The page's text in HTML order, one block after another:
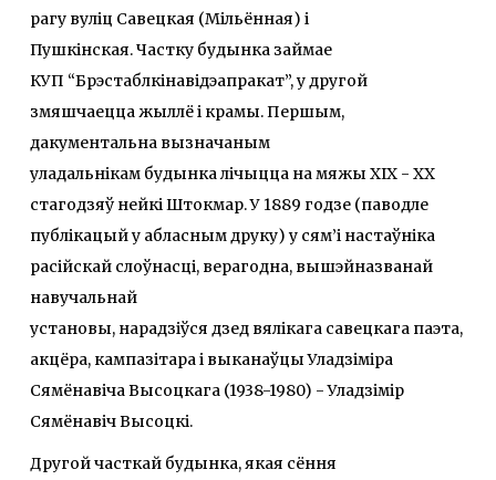
рагу вуліц Савецкая (Мільённая) і
Пушкінская. Частку будынка займае
КУП “Брэстаблкінавідэапракат”, у другой
змяшчаецца жыллё i крамы. Першым,
дакументальна вызначаным
уладальнікам будынка лічыцца на мяжы XIX - XX
стагодзяў нейкі Штокмар. У 1889 годзе (паводле
публікацый у абласным друку) у сям’і настаўніка
расійскай слоўнасці, верагодна, вышэйназванай
навучальнай
установы, нарадзіўся дзед вялікага савецкага паэта,
акцёра, кампазітара i выканаўцы Уладзіміра
Сямёнавіча Высоцкага (1938-1980) - Уладзімір
Сямёнавіч Высоцкі.
Другой часткай будынка, якая сёння